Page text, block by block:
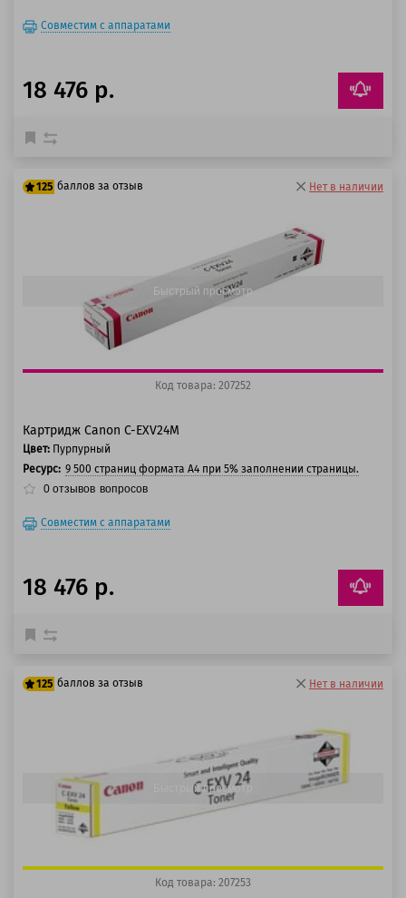
Совместим с аппаратами
18 476 р.
125 баллов за отзыв Нет в наличии
Быстрый просмотр
Код товара: 207252
Картридж Canon C-EXV24M
Цвет: Пурпурный
Ресурс: 9 500 страниц формата А4 при 5% заполнении страницы.
0 отзывов вопросов
Совместим с аппаратами
18 476 р.
125 баллов за отзыв Нет в наличии
Быстрый просмотр
Код товара: 207253